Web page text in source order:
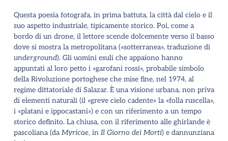
Questa poesia fotografa, in prima battuta, la città dal cielo e il
suo aspetto industriale, tipicamente storico. Poi, come a
bordo di un drone, il lettore scende dolcemente verso il basso
dove si mostra la metropolitana («sotterranea», traduzione di
underground). Gli uomini esuli che appaiono hanno
appuntati al loro petto i «garofani rossi», probabile simbolo
della Rivoluzione portoghese che mise fine, nel 1974, al
regime dittatoriale di Salazar. È una visione urbana, non priva
di elementi naturali (il «greve cielo cadente» la «folla ruscella»,
i «platani e ippocastani») e con un riferimento a un tempo
storico definito. La chiusa, con il riferimento alle ghirlande è
pascoliana (da Myricae, in Il Giorno dei Morti) e dannunziana